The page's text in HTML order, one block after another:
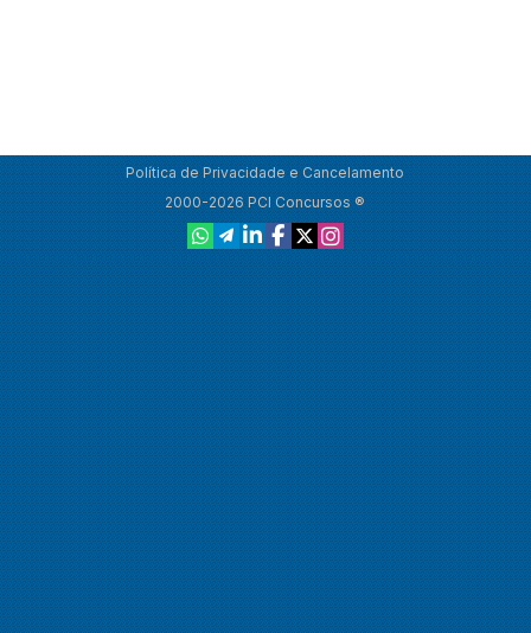
Política de Privacidade e Cancelamento
2000-2026 PCI Concursos ®